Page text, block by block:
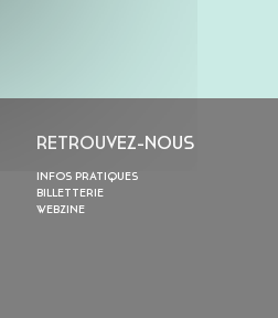
RETROUVEZ-NOUS
INFOS PRATIQUES
BILLETTERIE
WEBZINE